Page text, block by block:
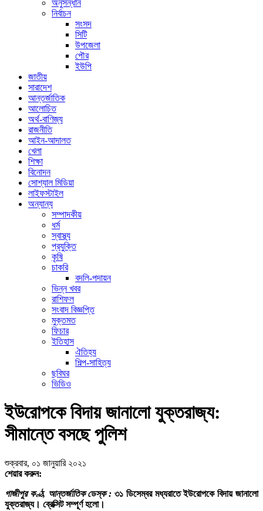
অনুসন্ধান
নির্বাচন
সংসদ
সিটি
উপজেলা
পৌর
ইউপি
জাতীয়
সারাদেশ
আন্তর্জাতিক
আলোচিত
অর্থ-বাণিজ্য
রাজনীতি
আইন-আদালত
খেলা
শিক্ষা
বিনোদন
সোশ্যাল মিডিয়া
লাইফস্টাইল
অন্যান্য
সম্পাদকীয়
ধর্ম
স্বাস্থ্য
প্রযুক্তি
কৃষি
চাকরি
বদলি-পদায়ন
ভিন্ন খবর
রাশিফল
সংবাদ বিজ্ঞপ্তি
মুক্তমত
ফিচার
ইতিহাস
ঐতিহ্য
শিল্প-সাহিত্য
ছবিঘর
ভিডিও
ইউরোপকে বিদায় জানালো যুক্তরাজ্য:
সীমান্তে বসছে পুলিশ
শুক্রবার, ০১ জানুয়ারি ২০২১
শেয়ার করুন:
গাজীপুর কণ্ঠ, আন্তর্জাতিক ডেস্ক : ৩১ ডিসেম্বর মধ্যরাতে ইউরোপকে বিদায় জানালো
যুক্তরাজ্য। ব্রেক্সিট সম্পূর্ণ হলো।